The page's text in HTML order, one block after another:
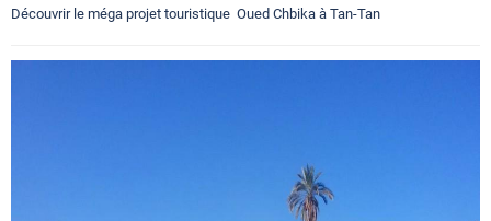
Découvrir le méga projet touristique Oued Chbika à Tan-Tan